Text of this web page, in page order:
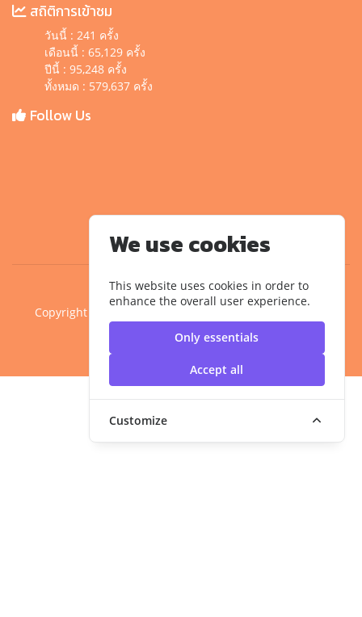
We use cookies
This website uses cookies in order to
enhance the overall user experience.
Only essentials
Accept all
Customize
สถิติการเข้าชม
วันนี้ : 241 ครั้ง
เดือนนี้ : 65,129 ครั้ง
ปีนี้ : 95,248 ครั้ง
ทั้งหมด : 579,637 ครั้ง
Follow Us
Copyright ©2020 คณะครุศาสตร์อุตสาหกรรม มหาวิทยาลัย
เทคโนโลยีราชมงคลสุวรรณภูมิ